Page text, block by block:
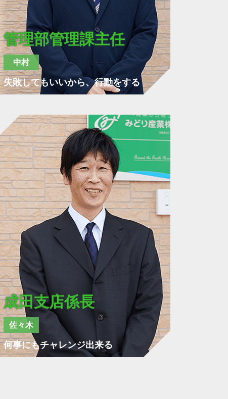
管理部管理課主任
中村
失敗してもいいから、行動をする
成田支店係長
佐々木
何事にもチャレンジ出来る